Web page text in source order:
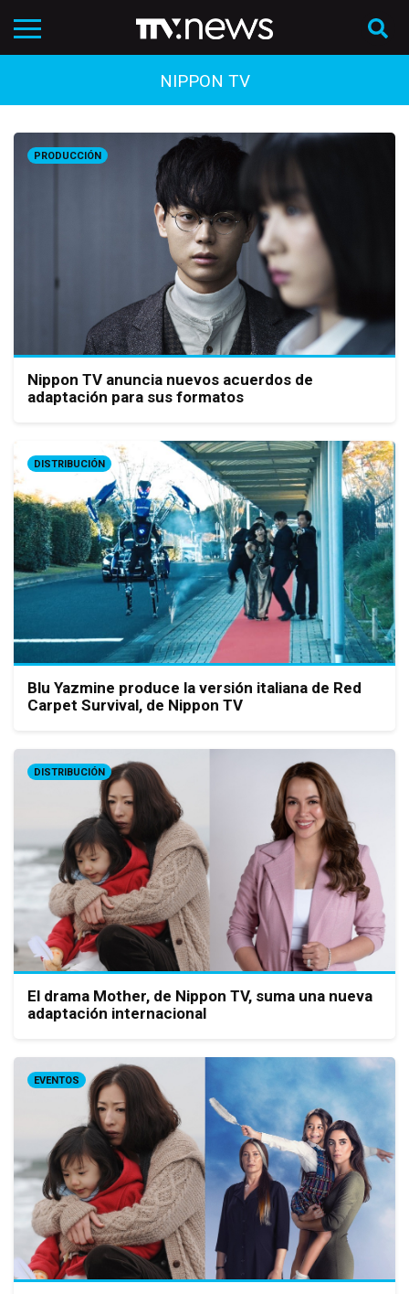
NIPPON TV
PRODUCCIÓN
Nippon TV anuncia nuevos acuerdos de
adaptación para sus formatos
DISTRIBUCIÓN
Blu Yazmine produce la versión italiana de Red
Carpet Survival, de Nippon TV
DISTRIBUCIÓN
El drama Mother, de Nippon TV, suma una nueva
adaptación internacional
EVENTOS